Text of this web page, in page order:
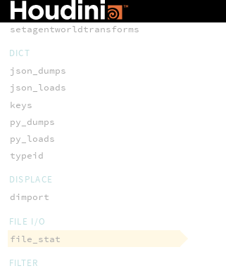
setagentworldtransform
setagentworldtransforms
DICT
json_dumps
json_loads
keys
py_dumps
py_loads
typeid
DISPLACE
dimport
FILE I/O
file_stat
FILTER